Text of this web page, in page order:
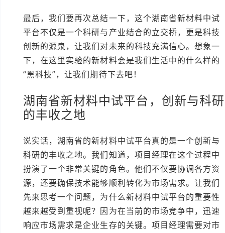
最后，我们要再次总结一下，这个湖南省新材料中试
平台不仅是一个科研与产业结合的立交桥，更是科技
创新的源泉，让我们对未来的科技充满信心。想象一
下，在这里实验的新材料会是我们生活中的什么样的
“黑科技”，让我们期待下去吧！
湖南省新材料中试平台，创新与科研
的丰收之地
说实话，湖南省的新材料中试平台真的是一个创新与
科研的丰收之地。我们知道，项目经理在这个过程中
扮演了一个非常关键的角色。他们不仅要协调各方资
源，还要确保技术能够顺利转化为市场需求。让我们
先来思考一个问题，为什么新材料中试平台的重要性
越来越受到重视呢？因为在当前的市场竞争中，迅速
响应市场需求是企业生存的关键。项目经理需要对市